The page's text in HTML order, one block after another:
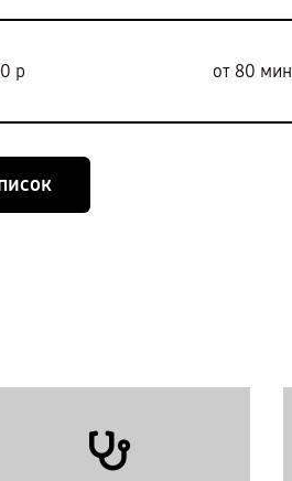
р от 80 мин